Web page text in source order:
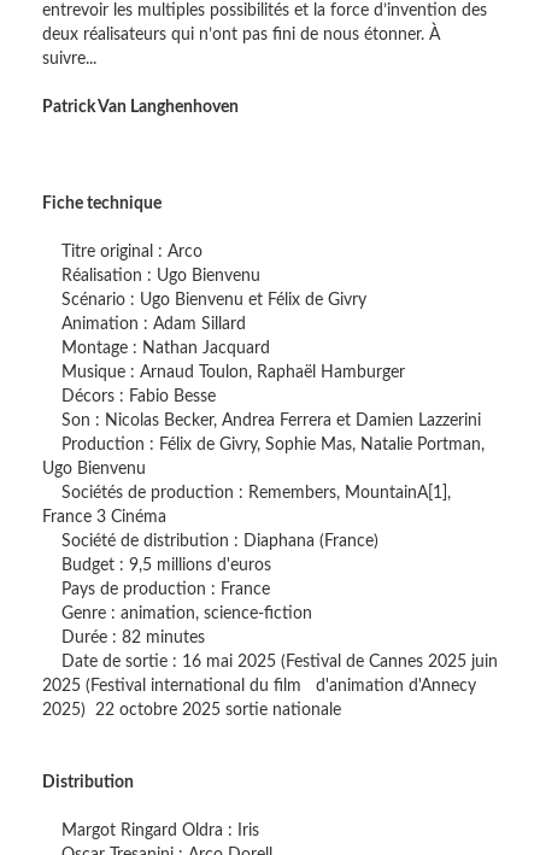
entrevoir les multiples possibilités et la force d’invention des
deux réalisateurs qui n’ont pas fini de nous étonner. À
suivre...
Patrick Van Langhenhoven
Fiche technique
Titre original : Arco
Réalisation : Ugo Bienvenu
Scénario : Ugo Bienvenu et Félix de Givry
Animation : Adam Sillard
Montage : Nathan Jacquard
Musique : Arnaud Toulon, Raphaël Hamburger
Décors : Fabio Besse
Son : Nicolas Becker, Andrea Ferrera et Damien Lazzerini
Production : Félix de Givry, Sophie Mas, Natalie Portman,
Ugo Bienvenu
Sociétés de production : Remembers, MountainA[1],
France 3 Cinéma
Société de distribution : Diaphana (France)
Budget : 9,5 millions d'euros
Pays de production : France
Genre : animation, science-fiction
Durée : 82 minutes
Date de sortie : 16 mai 2025 (Festival de Cannes 2025 juin
2025 (Festival international du film d'animation d'Annecy
2025) 22 octobre 2025 sortie nationale
Distribution
Margot Ringard Oldra : Iris